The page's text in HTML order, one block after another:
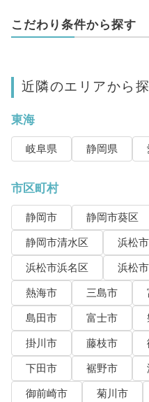
こだわり条件から探す
近隣のエリアから
東海
岐阜県 静岡県
市区町村
静岡市 静岡市葵区
静岡市清水区
浜松市
浜松市浜名区
浜松
熱海市
三島市
島田市
富士市
掛川市
藤枝市
下田市
裾野市
御前崎市
菊川市